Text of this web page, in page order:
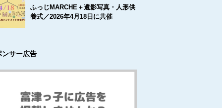
ふっじMARCHE＋遺影写真・人形供
養式／2026年4月18日に共催
ンサー広告